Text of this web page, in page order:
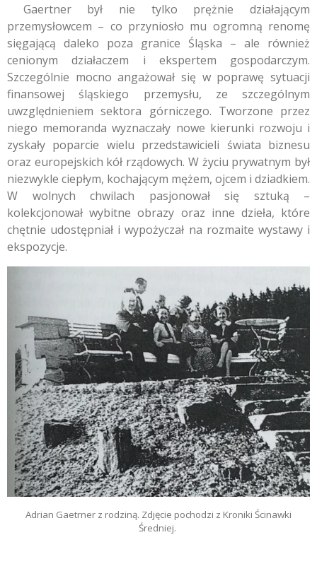
Gaertner był nie tylko prężnie działającym
przemysłowcem – co przyniosło mu ogromną renomę
sięgającą daleko poza granice Śląska – ale również
cenionym działaczem i ekspertem gospodarczym.
Szczególnie mocno angażował się w poprawę sytuacji
finansowej śląskiego przemysłu, ze szczególnym
uwzględnieniem sektora górniczego. Tworzone przez
niego memoranda wyznaczały nowe kierunki rozwoju i
zyskały poparcie wielu przedstawicieli świata biznesu
oraz europejskich kół rządowych. W życiu prywatnym był
niezwykle ciepłym, kochającym mężem, ojcem i dziadkiem.
W wolnych chwilach pasjonował się sztuką –
kolekcjonował wybitne obrazy oraz inne dzieła, które
chętnie udostępniał i wypożyczał na rozmaite wystawy i
ekspozycje.
Adrian Gaetrner z rodziną. Zdjęcie pochodzi z Kroniki Ścinawki
Średniej.